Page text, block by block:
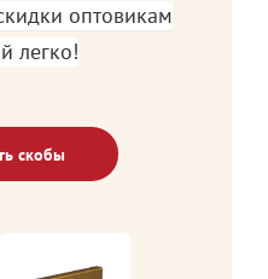
оптовикам
легко!
скобы